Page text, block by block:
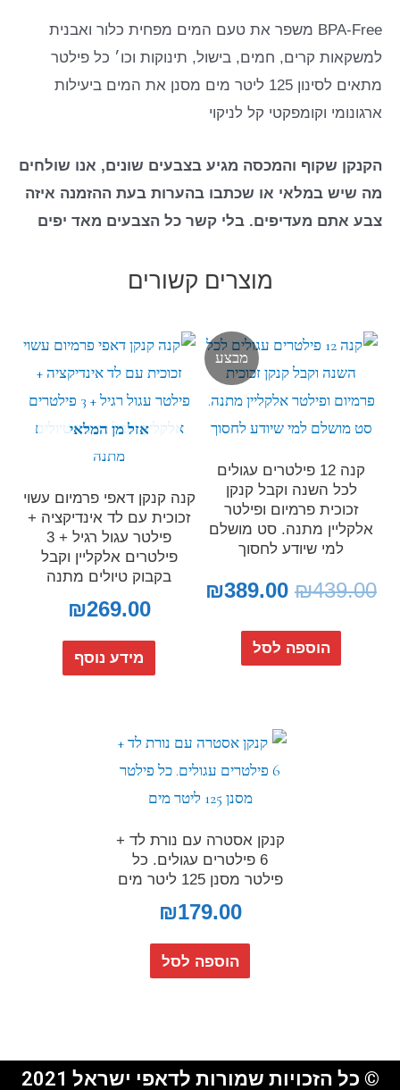
BPA-Free משפר את טעם המים מפחית כלור ואבנית
למשקאות קרים, חמים, בישול, תינוקות וכו׳ כל פילטר
מתאים לסינון 125 ליטר מים מסנן את המים ביעילות
ארגונומי וקומפקטי קל לניקוי
הקנקן שקוף והמכסה מגיע בצבעים שונים, אנו שולחים
מה שיש במלאי או שכתבו בהערות בעת ההזמנה איזה
צבע אתם מעדיפים. בלי קשר כל הצבעים מאד יפים
מוצרים קשורים
מבצע
קנה 12 פילטרים עגולים
לכל השנה וקבל קנקן
זכוכית פרמיום ופילטר
אלקליין מתנה. סט מושלם
למי שיודע לחסוך
₪439.00
₪389.00
הוספה לסל
אזל מן המלאי
קנה קנקן דאפי פרמיום עשוי
זכוכית עם לד אינדיקציה +
פילטר עגול רגיל + 3
פילטרים אלקליין וקבל
בקבוק טיולים מתנה
₪269.00
מידע נוסף
קנקן אסטרה עם נורת לד +
6 פילטרים עגולים. כל
פילטר מסנן 125 ליטר מים
₪179.00
הוספה לסל
© כל הזכויות שמורות לדאפי ישראל 2021